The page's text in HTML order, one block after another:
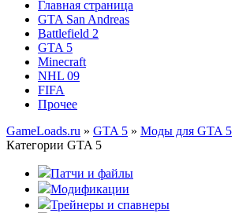
Главная страница
GTA San Andreas
Battlefield 2
GTA 5
Minecraft
NHL 09
FIFA
Прочее
GameLoads.ru » GTA 5 » Моды для GTA 5
Категории GTA 5
Патчи и файлы
Модификации
Трейнеры и спавнеры